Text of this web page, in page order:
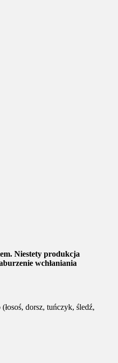
Niestety produkcja
wchłaniania
dorsz, tuńczyk, śledź,